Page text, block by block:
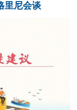
里尼会谈